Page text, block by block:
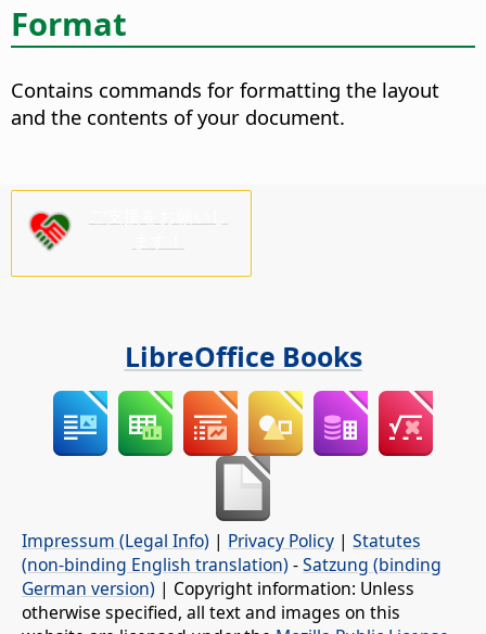
Format
Contains commands for formatting the layout
and the contents of your document.
LibreOffice Books
Impressum (Legal Info) | Privacy Policy | Statutes
(non-binding English translation) -Satzung (binding
German version) | Copyright information: Unless
otherwise specified, all text and images on this